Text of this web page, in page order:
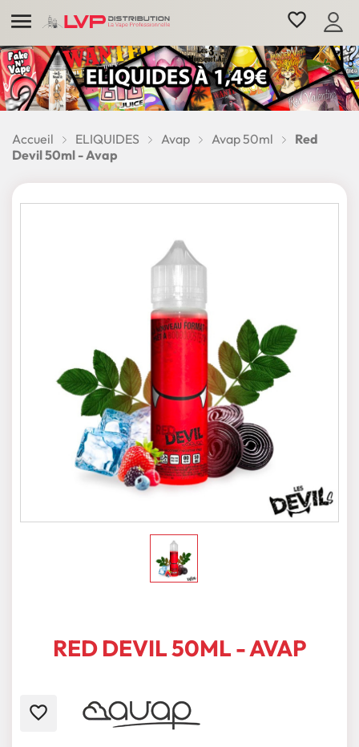
 favorite_border
Accueil ELIQUIDES Avap Avap 50ml
Red
Devil 50ml - Avap
RED DEVIL 50ML - AVAP
favorite_border